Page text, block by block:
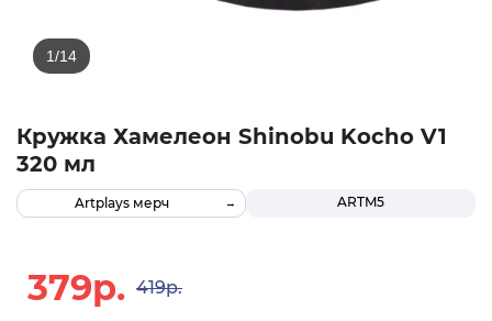
Кружка Хамелеон Shinobu Kocho V1
320 мл
ARTM5
Artplays мерч
379р. 419р.